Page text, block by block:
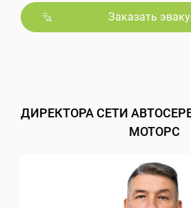
Заказать
ДИРЕКТОРА СЕТИ
МОТОРС